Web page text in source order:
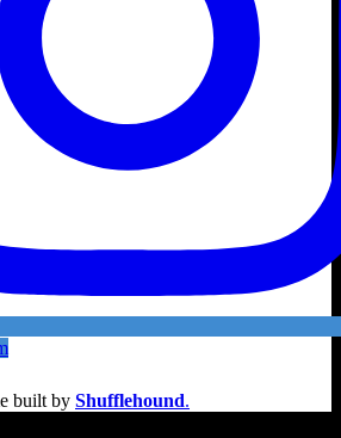
built by Shufflehound.